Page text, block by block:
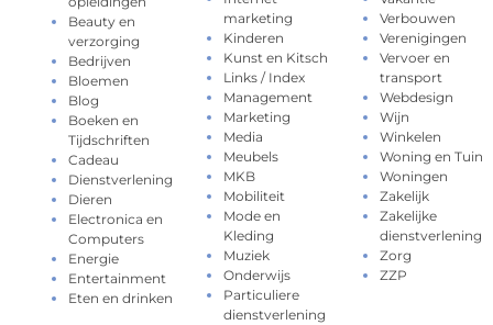
Beauty en
verzorging
Bedrijven
Bloemen
Blog
Boeken en
Tijdschriften
Cadeau
Dienstverlening
Dieren
Electronica en
Computers
Energie
Entertainment
Eten en drinken
marketing
Kinderen
Kunst en Kitsch
Links / Index
Management
Marketing
Media
Meubels
MKB
Mobiliteit
Mode en
Kleding
Muziek
Onderwijs
Particuliere
dienstverlening
Verbouwen
Verenigingen
Vervoer en
transport
Webdesign
Wijn
Winkelen
Woning en Tuin
Woningen
Zakelijk
Zakelijke
dienstverlening
Zorg
ZZP